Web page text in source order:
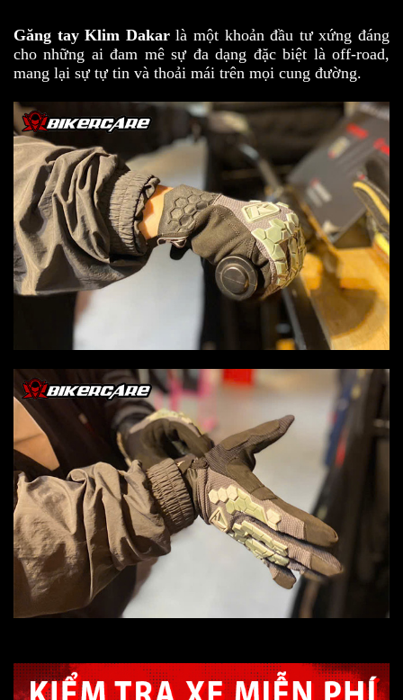
Găng tay Klim Dakarlà một khoản đầu tư xứng đáng
cho những ai đam mê sự đa dạng đặc biệt là off-road,
mang lại sự tự tin và thoải mái trên mọi cung đường.